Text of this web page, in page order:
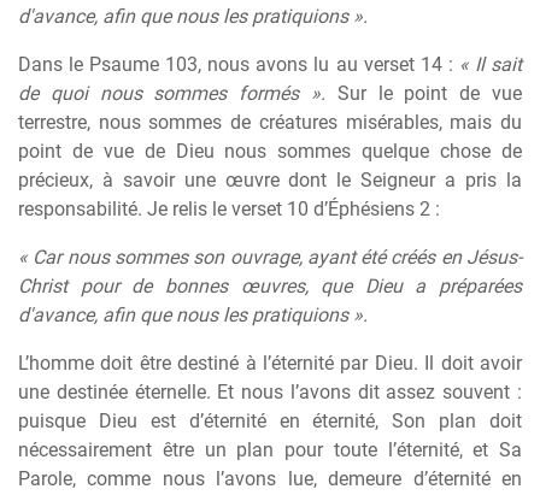
d'avance, afin que nous les pratiquions ».
Dans le Psaume 103, nous avons lu au verset 14 : « Il sait
de quoi nous sommes formés ». Sur le point de vue
terrestre, nous sommes de créatures misérables, mais du
point de vue de Dieu nous sommes quelque chose de
précieux, à savoir une œuvre dont le Seigneur a pris la
responsabilité. Je relis le verset 10 d’Éphésiens 2 :
« Car nous sommes son ouvrage, ayant été créés en Jésus-
Christ pour de bonnes œuvres, que Dieu a préparées
d'avance, afin que nous les pratiquions ».
L’homme doit être destiné à l’éternité par Dieu. Il doit avoir
une destinée éternelle. Et nous l’avons dit assez souvent :
puisque Dieu est d’éternité en éternité, Son plan doit
nécessairement être un plan pour toute l’éternité, et Sa
Parole, comme nous l’avons lue, demeure d’éternité en